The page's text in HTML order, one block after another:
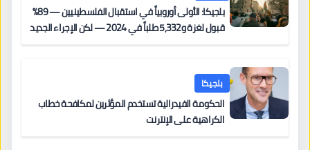
بلجيكا: الأولى أوروبياً في استقبال الفلسطينيين — 89%
قبول لغزة و5,332 طلباً في 2024 — لكن الإجراء الجديد
بلجيكا
الحكومة الفيدرالية تستخدم المؤثرين لمكافحة خطاب
الكراهية على الإنترنت